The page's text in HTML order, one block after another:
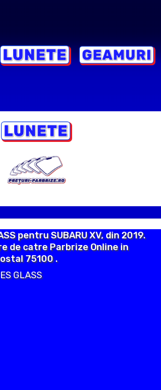
pentru SUBARU XV, din 2019.
de catre Parbrize Online in
75100 .
GLASS